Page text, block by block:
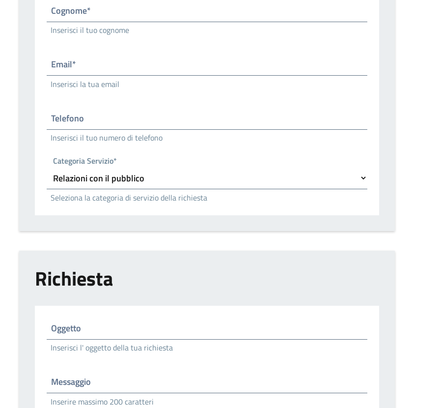
Cognome*
Inserisci il tuo cognome
Email*
Inserisci la tua email
Telefono
Inserisci il tuo numero di telefono
Categoria Servizio*
Seleziona la categoria di servizio della richiesta
Richiesta
Oggetto
Inserisci l' oggetto della tua richiesta
Messaggio
Inserire massimo 200 caratteri